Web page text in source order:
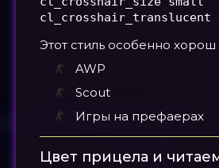
cl_crosshair_translucent
Этот стиль особенно хорош
AWP
Scout
Игры на префаерах
Цвет прицела и